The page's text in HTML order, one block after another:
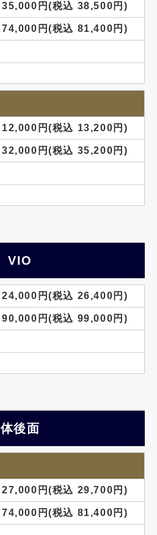
35,000円(税込 38,500円)
74,000円(税込 81,400円)
12,000円(税込 13,200円)
32,000円(税込 35,200円)
VIO
24,000円(税込 26,400円)
90,000円(税込 99,000円)
体後面
27,000円(税込 29,700円)
74,000円(税込 81,400円)